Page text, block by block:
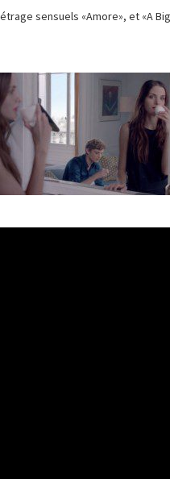
sensuels «Amore», et «A